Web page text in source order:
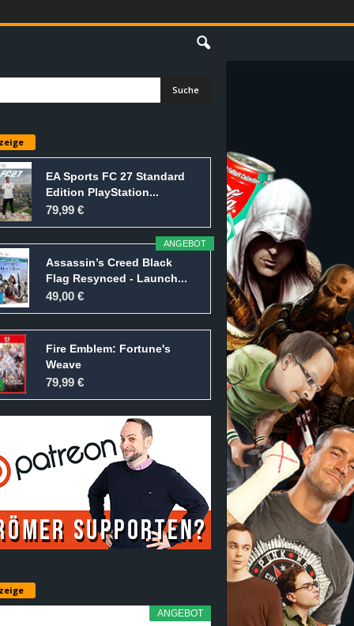
EA Sports FC 27 Standard
Edition PlayStation...
79,99 €
ANGEBOT
Assassin’s Creed Black
Flag Resynced - Launch...
49,00 €
Fire Emblem: Fortune's
Weave
79,99 €
ANGEBOT